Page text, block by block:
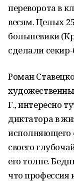
переворота в
весям. Целых
большевики
сделали
Роман
Г., интересно
диктатора в
исполняющего
своего
его толпе.
что профессия